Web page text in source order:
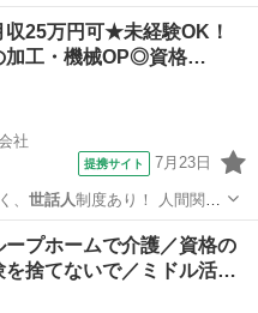
25万円可★未経験OK！
加工・機械OP◎資格…
社
提携サイト 7月23日
、 世話人制度あり！ 人間関係
工場
ープホームで介護／資格の
を捨てないで／ミドル活…